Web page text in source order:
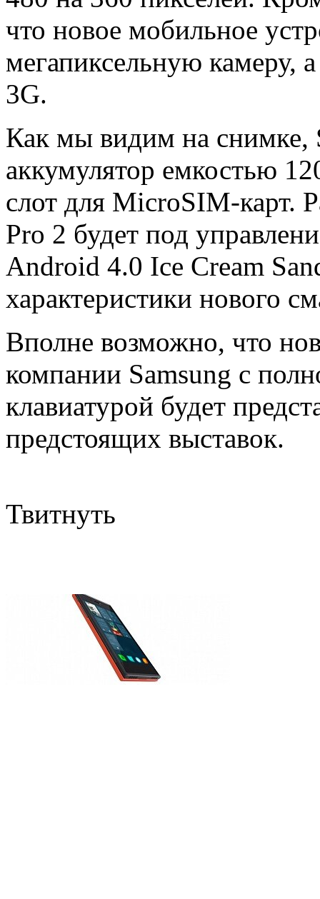
что новое мобильное
мегапиксельную камеру,
3G.
Как мы видим на снимке,
аккумулятор емкостью
слот для MicroSIM-карт.
Pro 2 будет под
Android 4.0 Ice Cream
характеристики нового
Вполне возможно, что
компании Samsung с
клавиатурой будет
предстоящих выставок.
Твитнуть